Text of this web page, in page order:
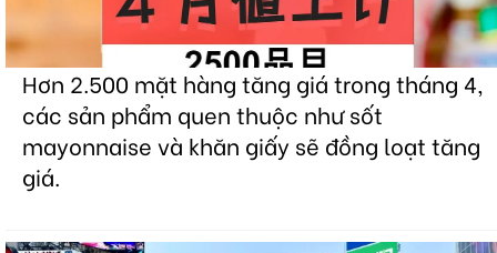
Hơn 2.500 mặt hàng tăng giá trong tháng 4,
các sản phẩm quen thuộc như sốt
mayonnaise và khăn giấy sẽ đồng loạt tăng
giá.